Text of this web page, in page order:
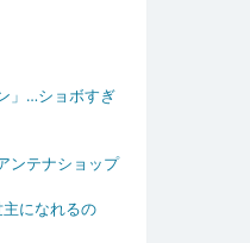
」…ショボすぎ
ンテナショップ
になれるの